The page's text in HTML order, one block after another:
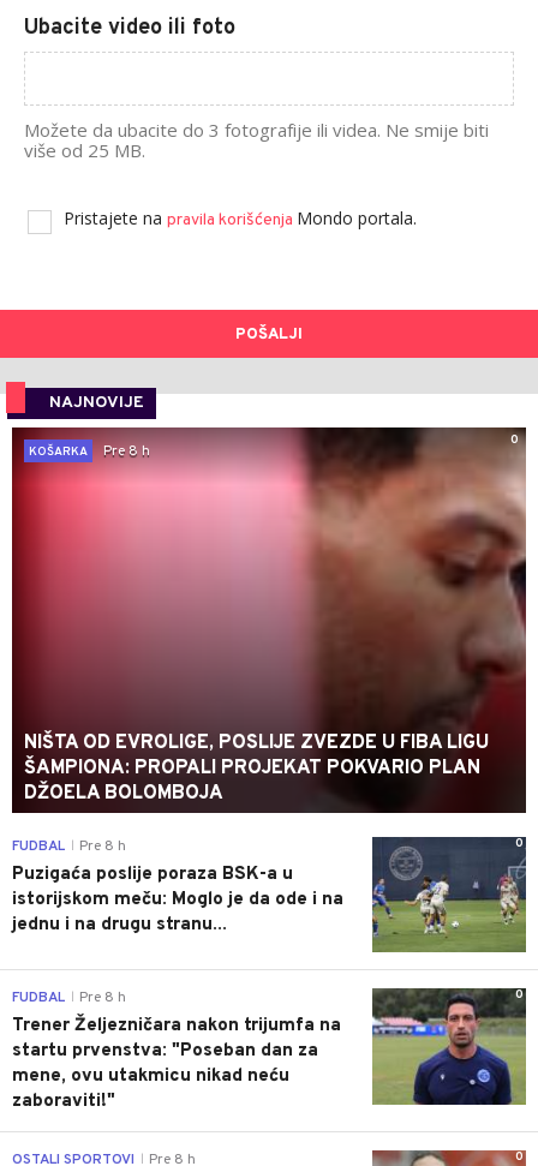
Ubacite video ili foto
Možete da ubacite do 3 fotografije ili videa. Ne smije biti
više od 25 MB.
Pristajete na pravila korišćenja Mondo portala.
POŠALJI
NAJNOVIJE
0
KOŠARKA
Pre 8 h
NIŠTA OD EVROLIGE, POSLIJE ZVEZDE U FIBA LIGU
ŠAMPIONA: PROPALI PROJEKAT POKVARIO PLAN
DŽOELA BOLOMBOJA
0
FUDBAL Pre 8 h
Puzigaća poslije poraza BSK-a u
istorijskom meču: Moglo je da ode i na
jednu i na drugu stranu...
0
FUDBAL Pre 8 h
Trener Željezničara nakon trijumfa na
startu prvenstva: "Poseban dan za
mene, ovu utakmicu nikad neću
zaboraviti!"
0
OSTALI SPORTOVI Pre 8 h